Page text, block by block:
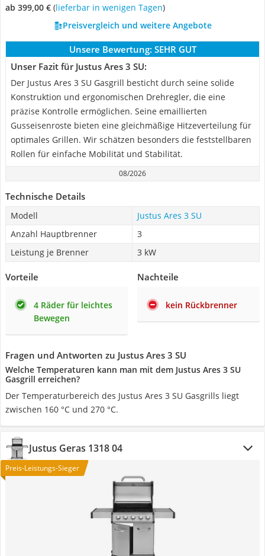
ab 399,00 € ( Lieferbar in wenigen Tagen)
Preisvergleich und weitere Angebote
Unsere Bewertung: SEHR GUT
Unser Fazit für Justus Ares 3 SU:
Der Justus Ares 3 SU Gasgrill besticht durch seine solide
Konstruktion und ergonomischen Drehregler, die eine
präzise Kontrolle ermöglichen. Seine emaillierten
Gusseisenroste bieten eine gleichmäßige Hitzeverteilung für
optimales Grillen. Wir schätzen besonders die feststellbaren
Rollen für einfache Mobilität und Stabilität.
08/2026
Technische Details
Modell
Justus Ares 3 SU
Anzahl Hauptbrenner
3
Leistung je Brenner
3 kW
Vorteile
4 Räder für leichtes
Bewegen
Nachteile
kein Rückbrenner
Fragen und Antworten zu Justus Ares 3 SU
Welche Temperaturen kann man mit dem Justus Ares 3 SU
Gasgrill erreichen?
Der Temperaturbereich des Justus Ares 3 SU Gasgrills liegt
zwischen 160 °C und 270 °C.
Justus Geras 1318 04
Preis-Leistungs-Sieger